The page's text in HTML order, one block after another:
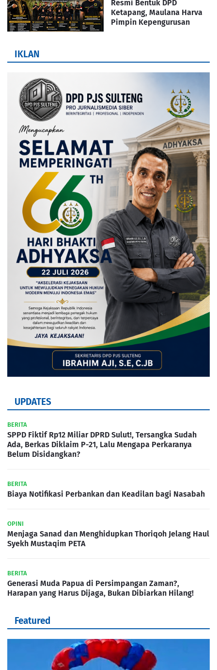
Resmi Bentuk DPD
Ketapang, Maulana Harva
Pimpin Kepengurusan
IKLAN
UPDATES
BERITA
SPPD Fiktif Rp12 Miliar DPRD Sulut!, Tersangka Sudah
Ada, Berkas Diklaim P-21, Lalu Mengapa Perkaranya
Belum Disidangkan?
BERITA
Biaya Notifikasi Perbankan dan Keadilan bagi Nasabah
OPINI
Menjaga Sanad dan Menghidupkan Thoriqoh Jelang Haul
Syekh Mustaqim PETA
BERITA
Generasi Muda Papua di Persimpangan Zaman?,
Harapan yang Harus Dijaga, Bukan Dibiarkan Hilang!
Featured